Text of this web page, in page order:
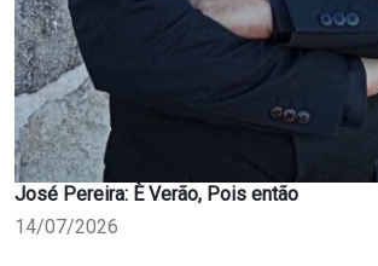
José Pereira: È Verão, Pois então
14/07/2026